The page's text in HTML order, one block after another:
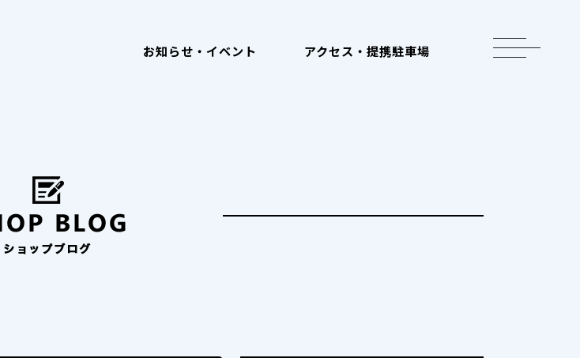
お知らせ・イベント アクセス・提携駐車場
navigation